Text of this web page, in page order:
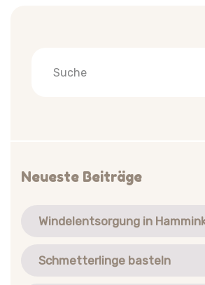
Neueste Beiträge
Windelentsorgung in
Schmetterlinge basteln